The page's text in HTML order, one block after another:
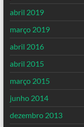
abril 2019
março 2019
abril 2016
abril 2015
março 2015
junho 2014
dezembro 2013